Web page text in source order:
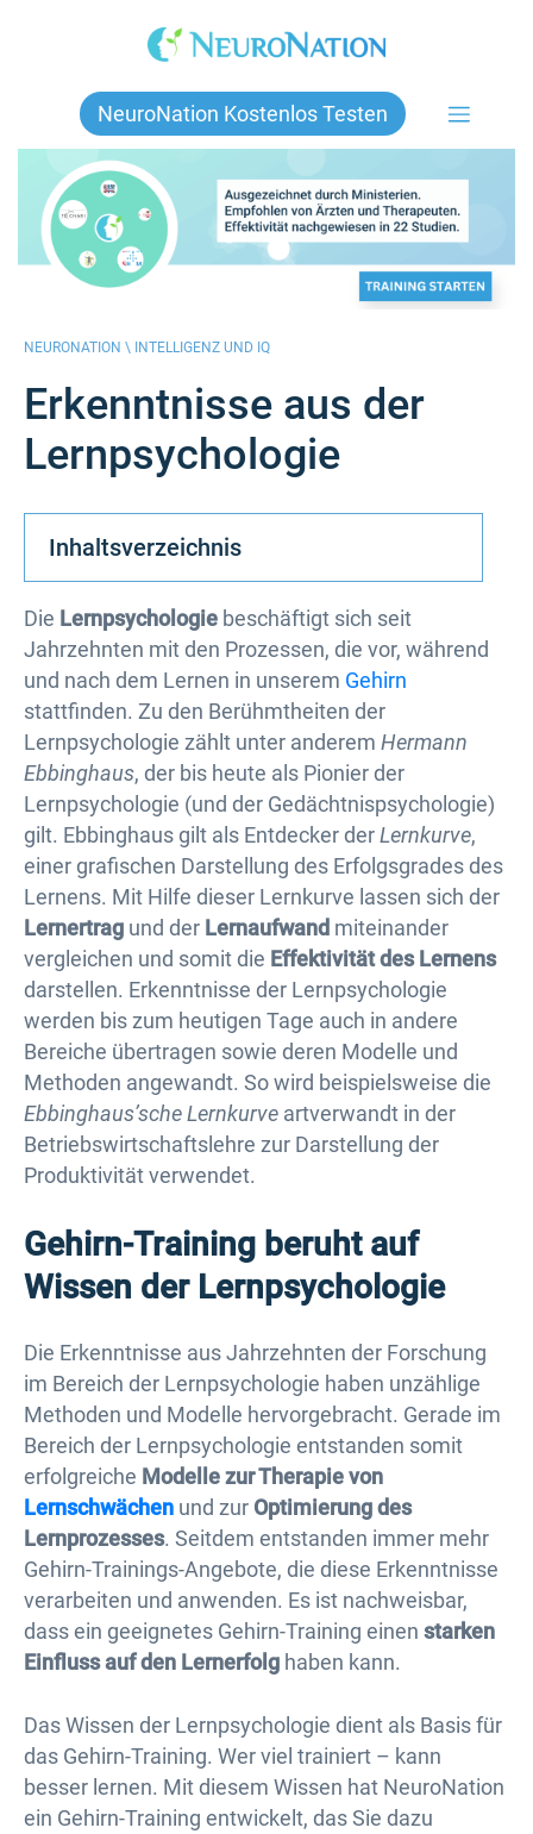
NeuroNation Kostenlos Testen
NEURONATION \ INTELLIGENZ UND IQ
Erkenntnisse aus der
Lernpsychologie
Inhaltsverzeichnis
Die Lernpsychologie beschäftigt sich seit
Jahrzehnten mit den Prozessen, die vor, während
und nach dem Lernen in unserem Gehirn
stattfinden. Zu den Berühmtheiten der
Lernpsychologie zählt unter anderem Hermann
Ebbinghaus, der bis heute als Pionier der
Lernpsychologie (und der Gedächtnispsychologie)
gilt. Ebbinghaus gilt als Entdecker derLernkurve,
einer grafischen Darstellung des Erfolgsgrades des
Lernens. Mit Hilfe dieser Lernkurve lassen sich der
Lernertrag und der Lernaufwand miteinander
vergleichen und somit die Effektivität des Lernens
darstellen. Erkenntnisse der Lernpsychologie
werden bis zum heutigen Tage auch in andere
Bereiche übertragen sowie deren Modelle und
Methoden angewandt. So wird beispielsweise die
Ebbinghaus’sche Lernkurve artverwandt in der
Betriebswirtschaftslehre zur Darstellung der
Produktivität verwendet.
Gehirn-Training beruht auf
Wissen der Lernpsychologie
Die Erkenntnisse aus Jahrzehnten der Forschung
im Bereich der Lernpsychologie haben unzählige
Methoden und Modelle hervorgebracht. Gerade im
Bereich der Lernpsychologie entstanden somit
erfolgreiche Modelle zur Therapie von
Lernschwächen und zur Optimierung des
Lernprozesses. Seitdem entstanden immer mehr
Gehirn-Trainings-Angebote, die diese Erkenntnisse
verarbeiten und anwenden. Es ist nachweisbar,
dass ein geeignetes Gehirn-Training einen starken
Einfluss auf den Lernerfolg haben kann.
Das Wissen der Lernpsychologie dient als Basis für
das Gehirn-Training. Wer viel trainiert – kann
besser lernen. Mit diesem Wissen hat NeuroNation
ein Gehirn-Training entwickelt, das Sie dazu